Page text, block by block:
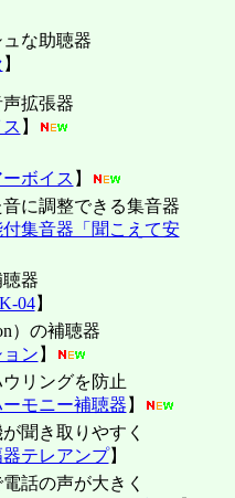
ュな助聴器
】
声拡張器
】
ボイス 】
音に調整できる集音器
集音器「聞こえて安
聴器
04】
）の補聴器
ン 】
ウリングを防止
ーモニー補聴器 】
聞き取りやすく
テレアンプ】
話の声が大きく